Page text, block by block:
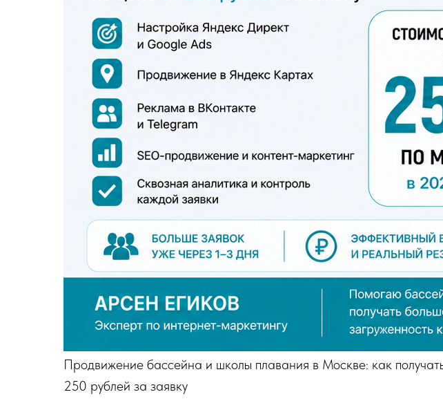
Продвижение бассейна и школы плавания в Москве: как
250 рублей за заявку